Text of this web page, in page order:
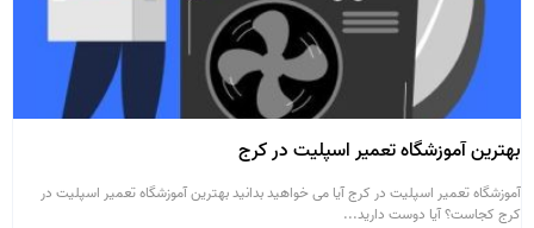
بهترین آموزشگاه تعمیر اسپلیت در کرج
آموزشگاه تعمیر اسپلیت در کرج آیا می خواهید بدانید بهترین آموزشگاه تعمیر اسپلیت در
کرج کجاست؟ آیا دوست دارید...